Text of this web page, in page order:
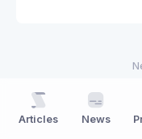
Articles News